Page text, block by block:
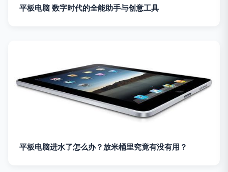
平板电脑 数字时代的全能助手与创意工具
平板电脑进水了怎么办？放米桶里究竟有没有用？